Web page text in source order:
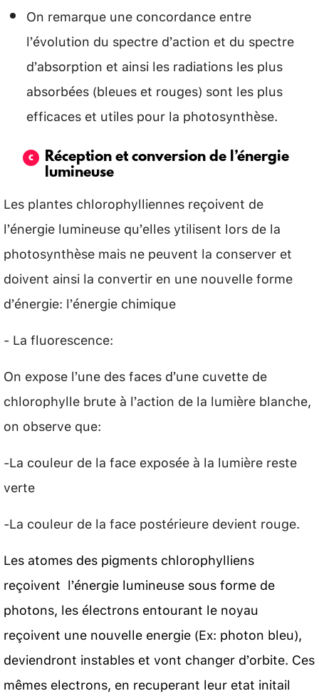
On remarque une concordance entre
l’évolution du spectre d’action et du spectre
d’absorption et ainsi les radiations les plus
absorbées (bleues et rouges) sont les plus
efficaces et utiles pour la photosynthèse.
Réception et conversion de l’énergie
lumineuse
Les plantes chlorophylliennes reçoivent de
l’énergie lumineuse qu’elles ytilisent lors de la
photosynthèse mais ne peuvent la conserver et
doivent ainsi la convertir en une nouvelle forme
d’énergie: l’énergie chimique
- La fluorescence:
On expose l’une des faces d’une cuvette de
chlorophylle brute à l’action de la lumière blanche,
on observe que:
-La couleur de la face exposée à la lumière reste
verte
-La couleur de la face postérieure devient rouge.
Les atomes des pigments chlorophylliens
reçoivent l’énergie lumineuse sous forme de
photons, les électrons entourant le noyau
reçoivent une nouvelle energie (Ex: photon bleu),
deviendront instables et vont changer d’orbite. Ces
mêmes electrons, en recuperant leur etat initail